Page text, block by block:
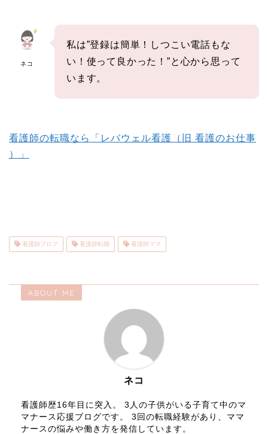
ネコ
私は”登録は簡単！しつこい電話もな
い！使って良かった！”と心から思って
います。
看護師の転職なら「レバウェル看護（旧 看護のお仕事
）」
看護師ブログ 看護師転職 看護師ママ
ABOUT ME
ネコ
看護師歴16年目に突入。 3人の子供がいる子育て中のマ
マナース応援ブログです。 3回の転職経験があり、ママ
ナースの悩みや働き方を発信しています。